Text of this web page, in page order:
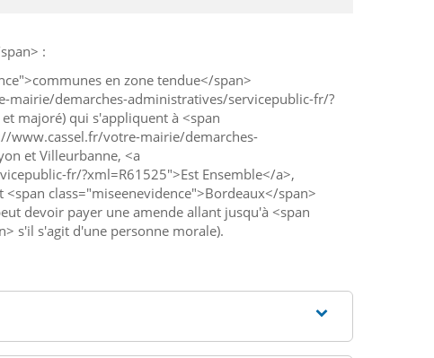
:
en zone tendue</span>
mairie/demarches-administratives/servicepublic-fr/?
majoré) qui s'appliquent à <span
www.cassel.fr/votre-mairie/demarches-
et Villeurbanne, <a
fr/?xml=R61525">Est Ensemble</a>,
class="miseenevidence">Bordeaux</span>
devoir payer une amende allant jusqu'à <span
s'il s'agit d'une personne morale).